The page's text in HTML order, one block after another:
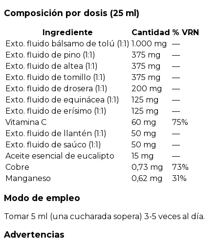
Composición por dosis (25 ml)
Ingrediente Cantidad % VRN
Exto. fluido bálsamo de tolú (1:1) 1.000 mg
—
Exto. fluido de pino (1:1)
375 mg
—
Exto. fluido de altea (1:1)
375 mg
—
Exto. fluido de tomillo (1:1)
375 mg
—
Exto. fluido de drosera (1:1)
200 mg
—
Exto. fluido de equinácea (1:1)
125 mg
—
Exto. fluido de erísimo (1:1)
125 mg
—
Vitamina C
60 mg
75%
Exto. fluido de llantén (1:1)
50 mg
—
Exto. fluido de saúco (1:1)
50 mg
—
Aceite esencial de eucalipto
15 mg
—
Cobre
0,73 mg
73%
Manganeso
0,62 mg 31%
Modo de empleo
Tomar 5 ml (una cucharada sopera) 3-5 veces al día.
Advertencias